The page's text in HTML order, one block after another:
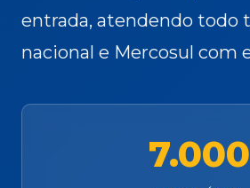
entrada, atendendo todo
nacional e Mercosul com
7.000